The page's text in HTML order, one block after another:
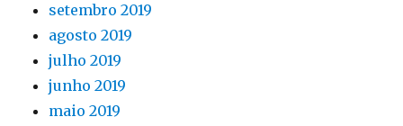
setembro 2019
agosto 2019
julho 2019
junho 2019
maio 2019